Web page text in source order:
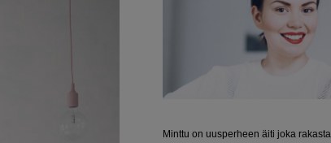
Minttu on uusperheen äiti joka